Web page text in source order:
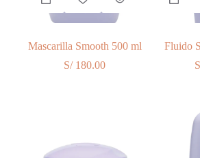
Mascarilla Smooth 500 ml
S/180.00
Fluido